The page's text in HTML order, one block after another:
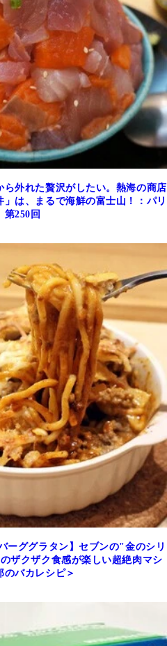
ら外れた贅沢がしたい。熱海の商店
は、まるで海鮮の富士山！：パリ
第250回
ーググラタン】セブンの"金のシリ
ザクザク食感が楽しい超絶肉マシ
バカレシピ＞